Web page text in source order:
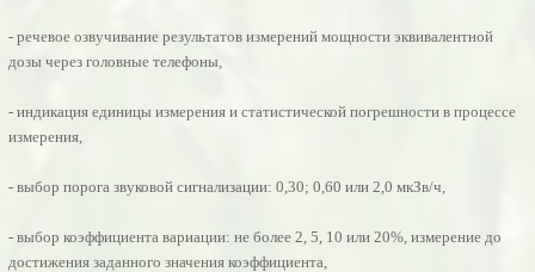
- речевое озвучивание результатов измерений мощности эквивалентной
дозы через головные телефоны,
- индикация единицы измерения и статистической погрешности в процессе
измерения,
- выбор порога звуковой сигнализации: 0,30; 0,60 или 2,0 мкЗв/ч,
- выбор коэффициента вариации: не более 2, 5, 10 или 20%, измерение до
достижения заданного значения коэффициента,